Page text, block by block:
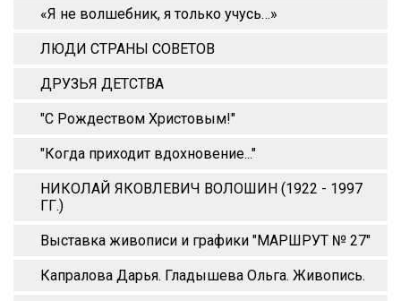
«Я не волшебник, я только учусь…»
ЛЮДИ СТРАНЫ СОВЕТОВ
ДРУЗЬЯ ДЕТСТВА
"С Рождеством Христовым!"
"Когда приходит вдохновение..."
НИКОЛАЙ ЯКОВЛЕВИЧ ВОЛОШИН (1922 - 1997
ГГ.)
Выставка живописи и графики "МАРШРУТ № 27"
Капралова Дарья. Гладышева Ольга. Живопись.